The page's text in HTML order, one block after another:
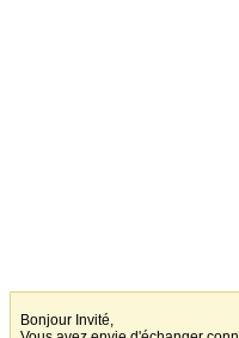
Bonjour Invité,